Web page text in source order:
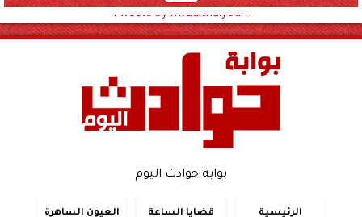
Tweets by hwadithalyoum
بوابة حوادث اليوم
الرئيسية قضايا الساعة العيون الساهرة